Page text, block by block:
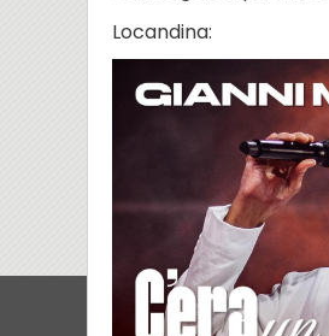
Locandina: